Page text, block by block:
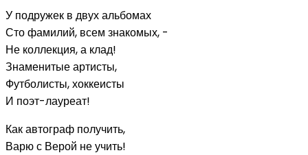
У подружек в двух альбомах
Сто фамилий, всем знакомых, -
Не коллекция, а клад!
Знаменитые артисты,
Футболисты, хоккеисты
И поэт-лауреат!
Как автограф получить,
Варю с Верой не учить!